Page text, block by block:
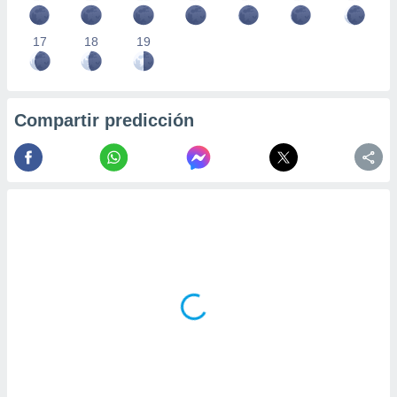
17 18 19
Compartir predicción